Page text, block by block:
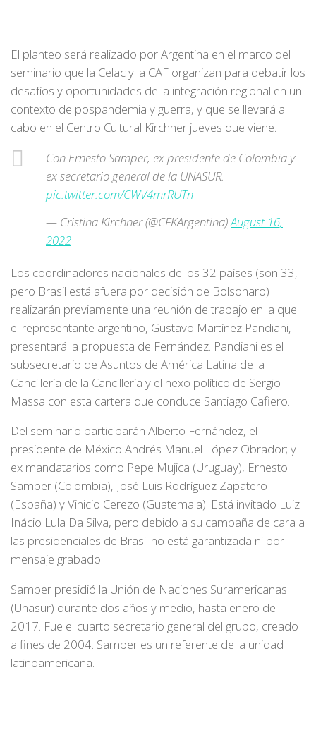
El planteo será realizado por Argentina en el marco del
seminario que la Celac y la CAF organizan para debatir los
desafíos y oportunidades de la integración regional en un
contexto de pospandemia y guerra, y que se llevará a
cabo en el Centro Cultural Kirchner jueves que viene.
Con Ernesto Samper, ex presidente de Colombia y
ex secretario general de la UNASUR.
pic.twitter.com/CWV4mrRUTn
— Cristina Kirchner (@CFKArgentina)August 16,
2022
Los coordinadores nacionales de los 32 países (son 33,
pero Brasil está afuera por decisión de Bolsonaro)
realizarán previamente una reunión de trabajo en la que
el representante argentino, Gustavo Martínez Pandiani,
presentará la propuesta de Fernández. Pandiani es el
subsecretario de Asuntos de América Latina de la
Cancillería de la Cancillería y el nexo político de Sergio
Massa con esta cartera que conduce Santiago Cafiero.
Del seminario participarán Alberto Fernández, el
presidente de México Andrés Manuel López Obrador; y
ex mandatarios como Pepe Mujica (Uruguay), Ernesto
Samper (Colombia), José Luis Rodríguez Zapatero
(España) y Vinicio Cerezo (Guatemala). Está invitado Luiz
Inácio Lula Da Silva, pero debido a su campaña de cara a
las presidenciales de Brasil no está garantizada ni por
mensaje grabado.
Samper presidió la Unión de Naciones Suramericanas
(Unasur) durante dos años y medio, hasta enero de
2017. Fue el cuarto secretario general del grupo, creado
a fines de 2004. Samper es un referente de la unidad
latinoamericana.